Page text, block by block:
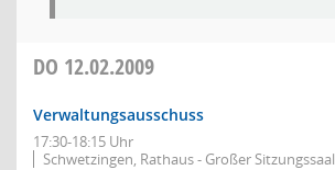
DO 12.02.2009
Verwaltungsausschuss
17:30-18:15 Uhr
Schwetzingen, Rathaus - Großer Sitzungssaal